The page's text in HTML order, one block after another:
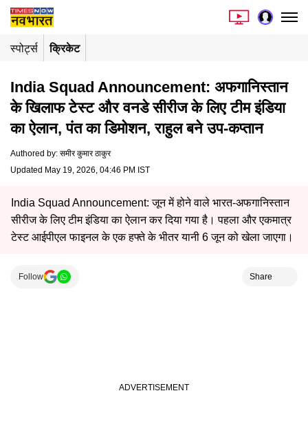
स्पोर्ट्स क्रिकेट
India Squad Announcement: अफगानिस्तान
के खिलाफ टेस्ट और वनडे सीरीज के लिए टीम इंडिया
का ऐलान, पंत का डिमोशन, राहुल बने उप-कप्तान
Authored by: समीर कुमार ठाकुर
Updated May 19, 2026, 04:46 PM IST
India Squad Announcement: जून में होने वाले भारत-अफगानिस्तान
सीरीज के लिए टीम इंडिया का ऐलान कर दिया गया है। पहला और एकमात्र
टेस्ट आईपीएल फाइनल के एक हफ्ते के भीतर यानी 6 जून को खेला जाएगा।
Follow Share